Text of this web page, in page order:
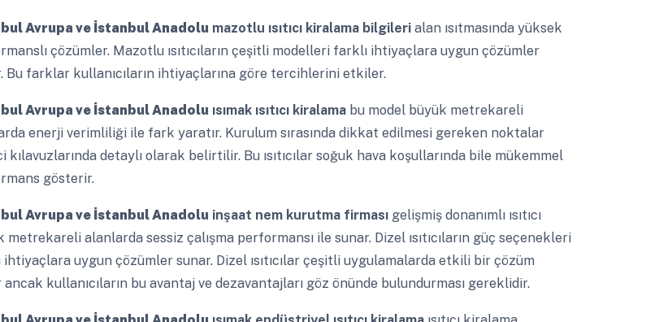
Avrupa ve İstanbul Anadolu mazotlu ısıtıcı kiralama bilgilerialan ısıtmasında yüksek
çözümler. Mazotlu ısıtıcıların çeşitli modelleri farklı ihtiyaçlara uygun çözümler
Bu farklar kullanıcıların ihtiyaçlarına göre tercihlerini etkiler.
Avrupa ve İstanbul Anadolu ısımak ısıtıcı kiralamabu model büyük metrekareli
enerji verimliliği ile fark yaratır. Kurulum sırasında dikkat edilmesi gereken noktalar
kılavuzlarında detaylı olarak belirtilir. Bu ısıtıcılar soğuk hava koşullarında bile mükemmel
gösterir.
Avrupa ve İstanbul Anadolu inşaat nem kurutma firmasıgelişmiş donanımlı ısıtıcı
metrekareli alanlarda sessiz çalışma performansı ile sunar. Dizel ısıtıcıların güç seçenekleri
ihtiyaçlara uygun çözümler sunar. Dizel ısıtıcılar çeşitli uygulamalarda etkili bir çözüm
ancak kullanıcıların bu avantaj ve dezavantajları göz önünde bulundurması gereklidir.